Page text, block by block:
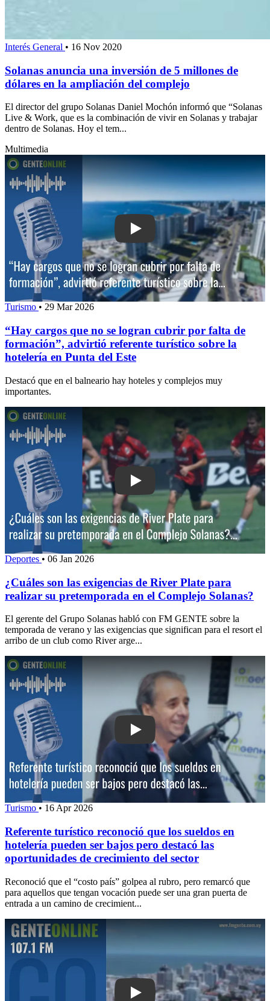
Interés General • 16 Nov 2020
Solanas anuncia una inversión de 5 millones de
dólares en la ampliación del complejo
El director del grupo Solanas Daniel Mochón informó que “Solanas
Live & Work, que es la combinación de vivir en Solanas y trabajar
dentro de Solanas. Hoy el tem...
Multimedia
Play: “Hay cargos que no se logran
Turismo • 29 Mar 2026
“Hay cargos que no se logran cubrir por falta de
formación”, advirtió referente turístico sobre la
hotelería en Punta del Este
Destacó que en el balneario hay hoteles y complejos muy
importantes.
Play: ¿Cuáles son las exigencias de
Deportes • 06 Jan 2026
¿Cuáles son las exigencias de River Plate para
realizar su pretemporada en el Complejo Solanas?
El gerente del Grupo Solanas habló con FM GENTE sobre la
temporada de verano y las exigencias que significan para el resort el
arribo de un club como River arge...
Play: Referente turístico reconoció
Turismo • 16 Apr 2026
Referente turístico reconoció que los sueldos en
hotelería pueden ser bajos pero destacó las
oportunidades de crecimiento del sector
Reconoció que el “costo país” golpea al rubro, pero remarcó que
para aquellos que tengan vocación puede ser una gran puerta de
entrada a un camino de crecimient...
Play: Febrero con nivel de ocupación